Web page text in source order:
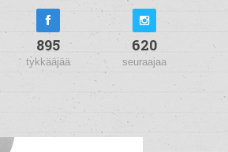
895
tykkääjää
620
seuraajaa